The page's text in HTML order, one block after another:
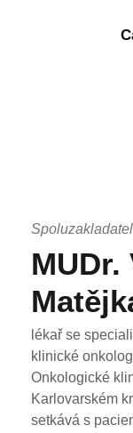
lékař se
klinické
Onkologické
Karlovarském
setkává s